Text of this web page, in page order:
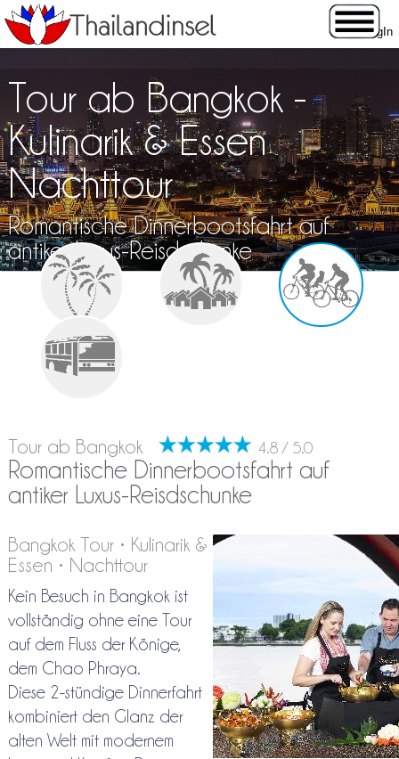
Tour ab Bangkok -
Kulinarik & Essen
Nachttour
Romantische Dinnerbootsfahrt auf
antiker Luxus-Reisdschunke
Tour ab Bangkok 4.8 / 5.0
Romantische Dinnerbootsfahrt auf
antiker Luxus-Reisdschunke
Bangkok Tour • Kulinarik &
Essen • Nachttour
Kein Besuch in Bangkok ist
vollständig ohne eine Tour
auf dem Fluss der Könige,
dem Chao Phraya.
Diese 2-stündige Dinnerfahrt
kombiniert den Glanz der
alten Welt mit modernem